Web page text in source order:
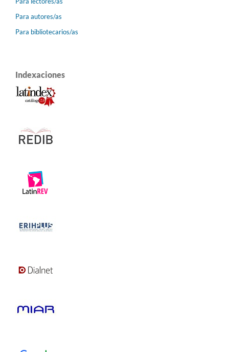
Para autores/as
Para bibliotecarios/as
Indexaciones